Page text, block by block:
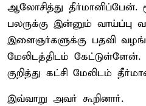
ஆலோசித்து
பலருக்கு இன்னும் வாய்ப்பு
இளைஞர்களுக்கு பதவி
மேலிடத்திடம் கேட்டுள்ளேன்.
குறித்து கட்சி மேலிடம்
இவ்வாறு அவர் கூறினார்.